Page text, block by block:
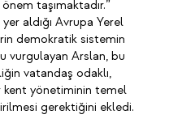
taşımaktadır.”
yer aldığı Avrupa Yerel
demokratik sistemin
vurgulayan Arslan, bu
vatandaş odaklı,
kent yönetiminin temel
gerektiğini ekledi.